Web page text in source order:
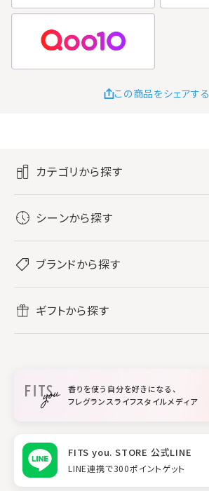
この商品をシェアする
カテゴリから探す
レディース香水
メンズ香水
ボディミスト・スプレー
すべてのバス・ボディケア
ボディ・ハンドクリーム
入浴剤
ホームフレグランス
すべてのホームフレグランス
ルームフレグランス
スタイリング
シーンから探す
リフレッシュしたい
ブランドから探す
ギフトから探す
香りを使う自分を好きになる、
フレグランスライフスタイルメディア
FITS you. STORE 公式LINE
LINE連携で300ポイントゲット